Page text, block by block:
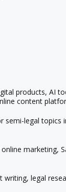
products, AI
content
semi-legal topics
marketing,
writing, legal